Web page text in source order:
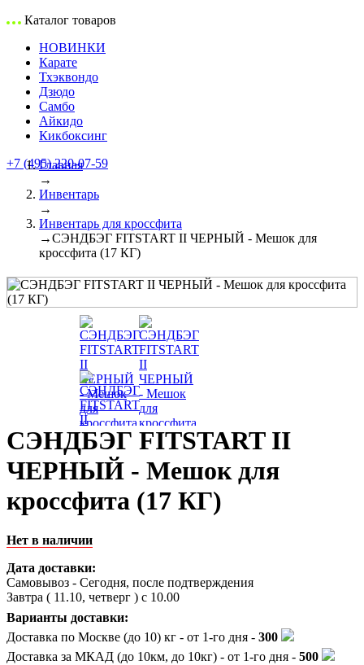
Каталог товаров
НОВИНКИ
Карате
Тхэквондо
Дзюдо
Самбо
Айкидо
Кикбоксинг
+7 (495) 220-07-59
Главная
→
Инвентарь
→
Инвентарь для кроссфита
→СЭНДБЭГ FITSTART II ЧЕРНЫЙ - Мешок для
кроссфита (17 КГ)
СЭНДБЭГ FITSTART II
ЧЕРНЫЙ - Мешок для
кроссфита (17 КГ)
Нет в наличии
Дата доставки:
Самовывоз - Сегодня, после подтверждения
Завтра ( 11.10, четверг ) с 10.00
Варианты доставки:
Доставка по Москве (до 10) кг - от 1-го дня - 300
Доставка за МКАД (до 10км, до 10кг) - от 1-го дня - 500